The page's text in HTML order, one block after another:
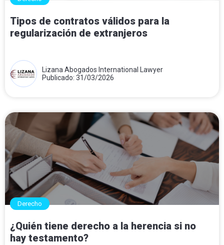
Tipos de contratos válidos para la
regularización de extranjeros
Lizana Abogados International Lawyer
Publicado: 31/03/2026
Derecho
¿Quién tiene derecho a la herencia si no
hay testamento?